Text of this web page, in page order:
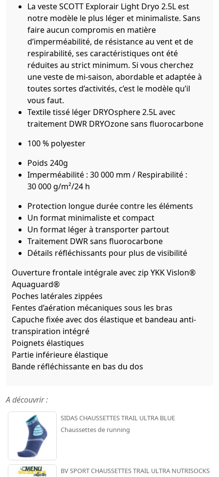
La veste SCOTT Explorair Light Dryo 2.5L est
notre modèle le plus léger et minimaliste. Sans
faire aucun compromis en matière
d’imperméabilité, de résistance au vent et de
respirabilité, ses caractéristiques ont été
réduites au strict minimum. Si vous cherchez
une veste de mi-saison, abordable et adaptée à
toutes sortes d’activités, c’est le modèle qu’il
vous faut.
Textile tissé léger DRYOsphere 2.5L avec
traitement DWR DRYOzone sans fluorocarbone
100 % polyester
Poids 240g
Imperméabilité : 30 000 mm / Respirabilité :
30 000 g/m²/24 h
Protection longue durée contre les éléments
Un format minimaliste et compact
Un format léger à transporter partout
Traitement DWR sans fluorocarbone
Détails réfléchissants pour plus de visibilité
Ouverture frontale intégrale avec zip YKK Vislon®
Aquaguard®
Poches latérales zippées
Fentes d’aération mécaniques sous les bras
Capuche fixée avec dos élastique et bandeau anti-
transpiration intégré
Poignets élastiques
Partie inférieure élastique
Bande réfléchissante en bas du dos
A découvrir :
SIDAS CHAUSSETTES TRAIL ULTRA BLUE
Chaussettes de running
BV SPORT CHAUSSETTES TRAIL ULTRA NUTRISOCKS